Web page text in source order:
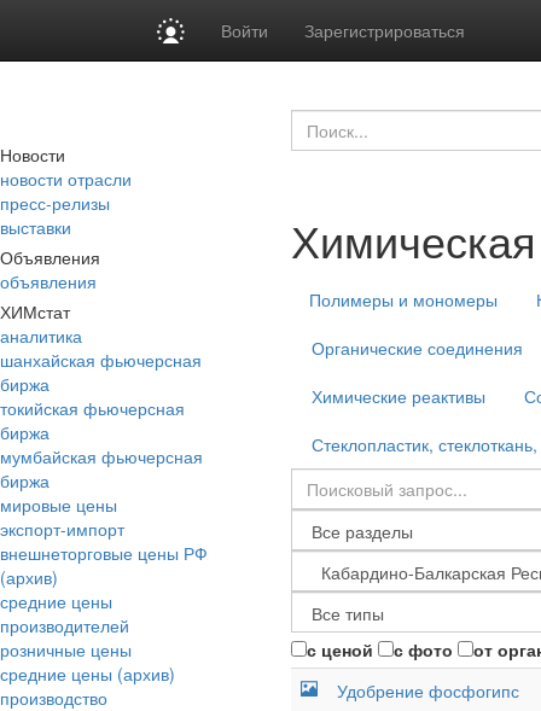
Войти Зарегистрироваться
Новости
новости отрасли
пресс-релизы
выставки
Объявления
объявления
ХИМстат
аналитика
шанхайская фьючерсная
биржа
токийская фьючерсная
биржа
мумбайская фьючерсная
биржа
мировые цены
экспорт-импорт
внешнеторговые цены РФ
(архив)
средние цены
производителей
розничные цены
средние цены (архив)
производство
Полимеры и мономеры
Органические соединения
Химические реактивы
Стеклопластик,
с ценой с фото
от
Удобрение фосфогипс